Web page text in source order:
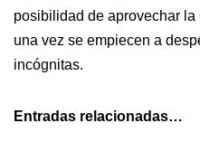
posibilidad de aprovechar
una vez se empiecen a
incógnitas.
Entradas relacionadas…